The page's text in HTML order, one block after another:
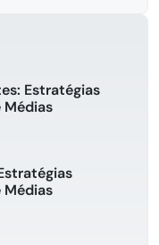
Estratégias
Médias
Médias